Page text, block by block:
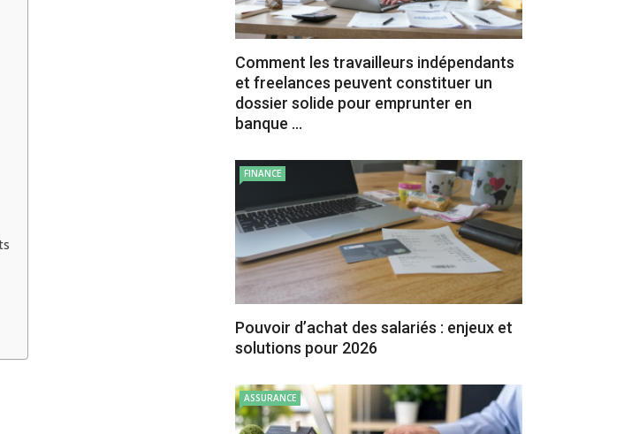
Comment les travailleurs indépendants
et freelances peuvent constituer un
dossier solide pour emprunter en
banque ...
FINANCE
Pouvoir d’achat des salariés : enjeux et
solutions pour 2026
ASSURANCE